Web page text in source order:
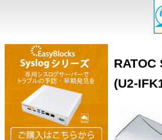
(U2-